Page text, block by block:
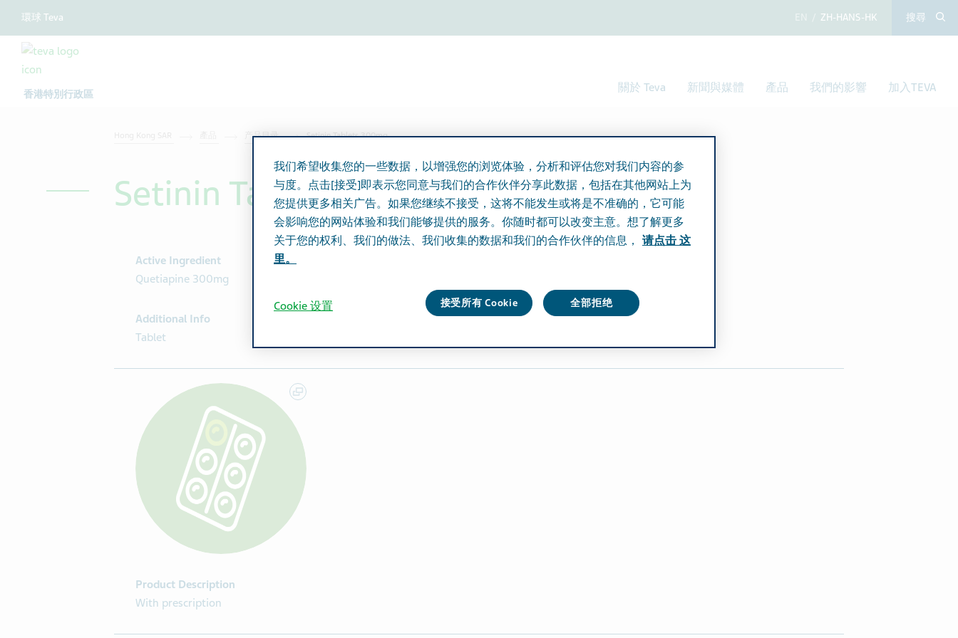
環球 Teva 英语 中文（简体，中
搜尋
關於 Teva 新聞與媒體 產品 我們的影響 加入TEVA
香港特別行政區
产品目录 Setinin Tablets 300mg
Setinin Tablets 300mg
Active Ingredient
Quetiapine 300mg
Additional Info
Tablet
Product Description
With prescription
我们希望收集您的一些数据，以增强您的浏览体验，分析和评估您对我们内容的参
与度。点击[接受]即表示您同意与我们的合作伙伴分享此数据，包括在其他网站上为
您提供更多相关广告。如果您继续不接受，这将不能发生或将是不准确的，它可能
会影响您的网站体验和我们能够提供的服务。你随时都可以改变主意。想了解更多
关于您的权利、我们的做法、我们收集的数据和我们的合作伙伴的信息， 请点击 这
里。
接受所有 Cookie 全部拒绝
Cookie 设置